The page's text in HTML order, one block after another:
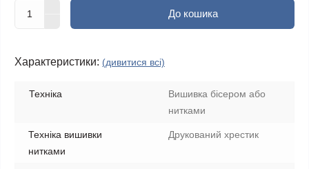
До кошика
Характеристики: (дивитися всі)
Техніка
Вишивка бісером або
нитками
Техніка вишивки
нитками
Друкований хрестик